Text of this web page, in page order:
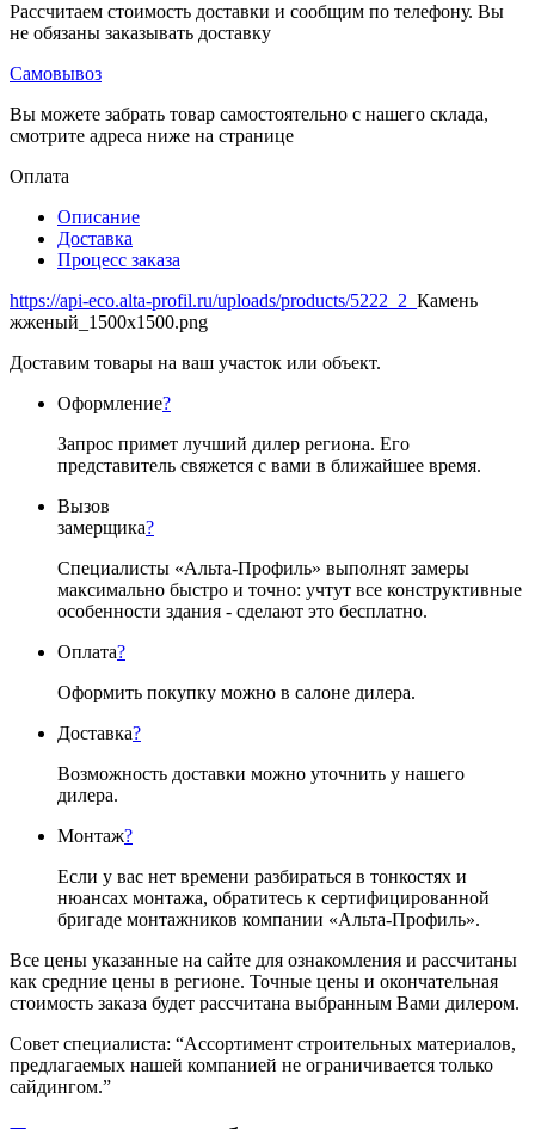
Рассчитаем стоимость доставки и сообщим по телефону. Вы
не обязаны заказывать доставку
Самовывоз
Вы можете забрать товар самостоятельно с нашего склада,
смотрите адреса ниже на странице
Оплата
Описание
Доставка
Процесс заказа
https://api-eco.alta-profil.ru/uploads/products/5222_2_ Камень
жженый_1500x1500.png
Доставим товары на ваш участок или объект.
Оформление?
Запрос примет лучший дилер региона. Его
представитель свяжется с вами в ближайшее время.
Вызов
замерщика?
Специалисты «Альта-Профиль» выполнят замеры
максимально быстро и точно: учтут все конструктивные
особенности здания - сделают это бесплатно.
Оплата?
Оформить покупку можно в салоне дилера.
Доставка?
Возможность доставки можно уточнить у нашего
дилера.
Монтаж?
Если у вас нет времени разбираться в тонкостях и
нюансах монтажа, обратитесь к сертифицированной
бригаде монтажников компании «Альта-Профиль».
Все цены указанные на сайте для ознакомления и рассчитаны
как средние цены в регионе. Точные цены и окончательная
стоимость заказа будет рассчитана выбранным Вами дилером.
Совет специалиста: “Ассортимент строительных материалов,
предлагаемых нашей компанией не ограничивается только
сайдингом.”